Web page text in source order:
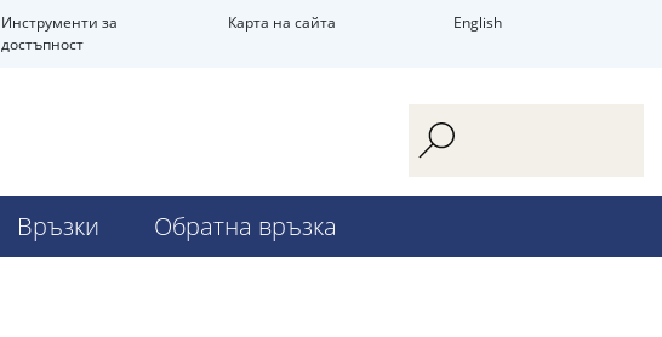
Инструменти за
достъпност
Карта на сайта English
Връзки Обратна връзка